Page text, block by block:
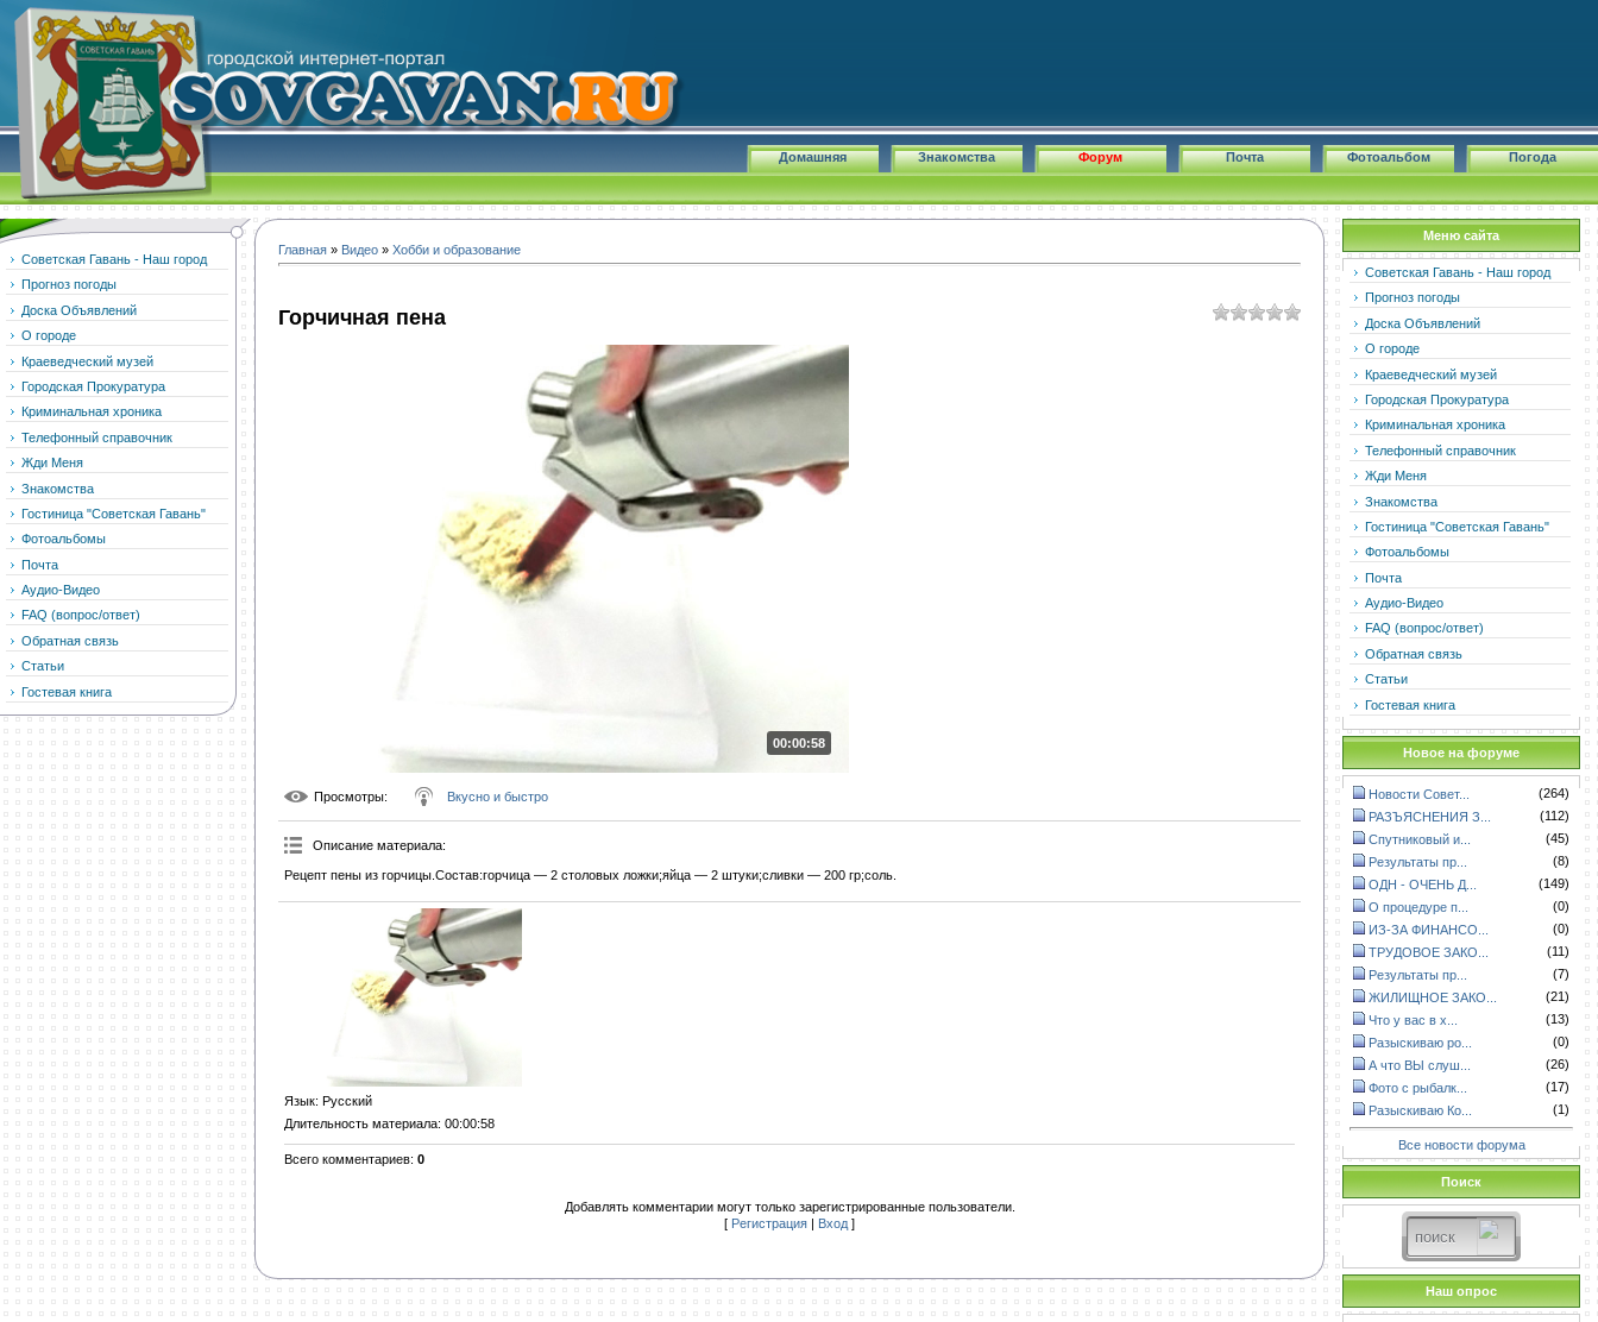
Погода
Фотоальбом
Почта
Форум
Знакомства
Домашняя
Советская Гавань - Наш город
Прогноз погоды
Доска Объявлений
О городе
Краеведческий музей
Городская Прокуратура
Криминальная хроника
Телефонный справочник
Жди Меня
Знакомства
Гостиница "Советская Гавань"
Фотоальбомы
Почта
Аудио-Видео
FAQ (вопрос/ответ)
Обратная связь
Статьи
Гостевая книга
Главная » Видео » Хобби и образование
Горчичная пена
00:00:58
Просмотры: Вкусно и быстро
Описание материала:
Рецепт пены из горчицы.Состав:горчица — 2 столовых ложки;яйца — 2 штуки;сливки — 200 гр;соль.
Язык: Русский
Длительность материала: 00:00:58
Всего комментариев: 0
Добавлять комментарии могут только зарегистрированные пользователи.
[ Регистрация | Вход ]
Меню сайта
Советская Гавань - Наш город
Прогноз погоды
Доска Объявлений
О городе
Краеведческий музей
Городская Прокуратура
Криминальная хроника
Телефонный справочник
Жди Меня
Знакомства
Гостиница "Советская Гавань"
Фотоальбомы
Почта
Аудио-Видео
FAQ (вопрос/ответ)
Обратная связь
Статьи
Гостевая книга
Новое на форуме
Новости Совет...
(264)
РАЗЪЯСНЕНИЯ З...
(112)
Спутниковый и...
(45)
Результаты пр...
(8)
ОДН - ОЧЕНЬ Д...
(149)
О процедуре п...
(0)
ИЗ-ЗА ФИНАНСО...
(0)
ТРУДОВОЕ ЗАКО...
(11)
Результаты пр...
(7)
ЖИЛИЩНОЕ ЗАКО...
(21)
Что у вас в х...
(13)
Разыскиваю ро...
(0)
А что ВЫ слуш...
(26)
Фото с рыбалк...
(17)
Разыскиваю Ко...
(1)
Все новости форума
Поиск
Наш опрос